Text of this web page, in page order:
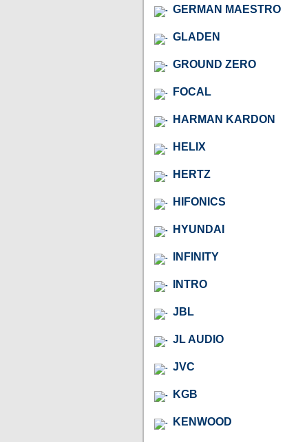
GERMAN MAESTRO
GLADEN
GROUND ZERO
FOCAL
HARMAN KARDON
HELIX
HERTZ
HIFONICS
HYUNDAI
INFINITY
INTRO
JBL
JL AUDIO
JVC
KGB
KENWOOD